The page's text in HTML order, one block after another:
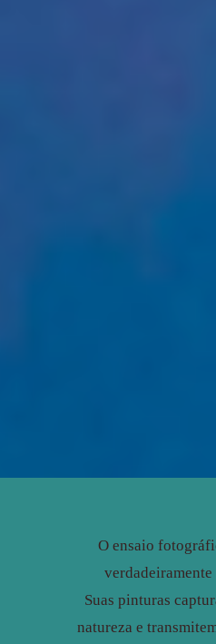
O ensaio
Suas pinturas
natureza e